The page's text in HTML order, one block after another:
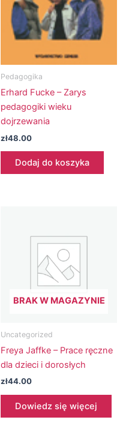
Pedagogika
Erhard Fucke – Zarys
pedagogiki wieku
dojrzewania
zł48.00
Dodaj do koszyka
BRAK W MAGAZYNIE
Uncategorized
Freya Jaffke – Prace ręczne
dla dzieci i dorosłych
zł44.00
Dowiedz się więcej